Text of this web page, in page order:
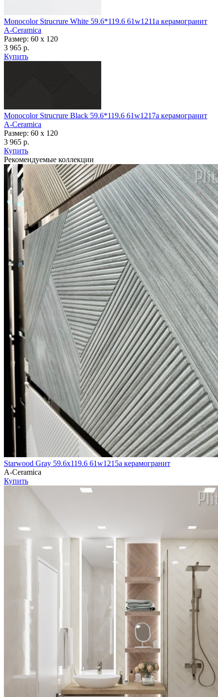
Monocolor Strucrure White 59.6*119.6 61w1211a керамогранит
A-Ceramica
Размер: 60 x 120
3 965 р.
Купить
Monocolor Strucrure Black 59.6*119.6 61w1217a керамогранит
A-Ceramica
Размер: 60 x 120
3 965 р.
Купить
Рекомендуемые коллекции
Starwood Gray 59.6х119.6 61w1215a керамогранит
A-Ceramica
Купить